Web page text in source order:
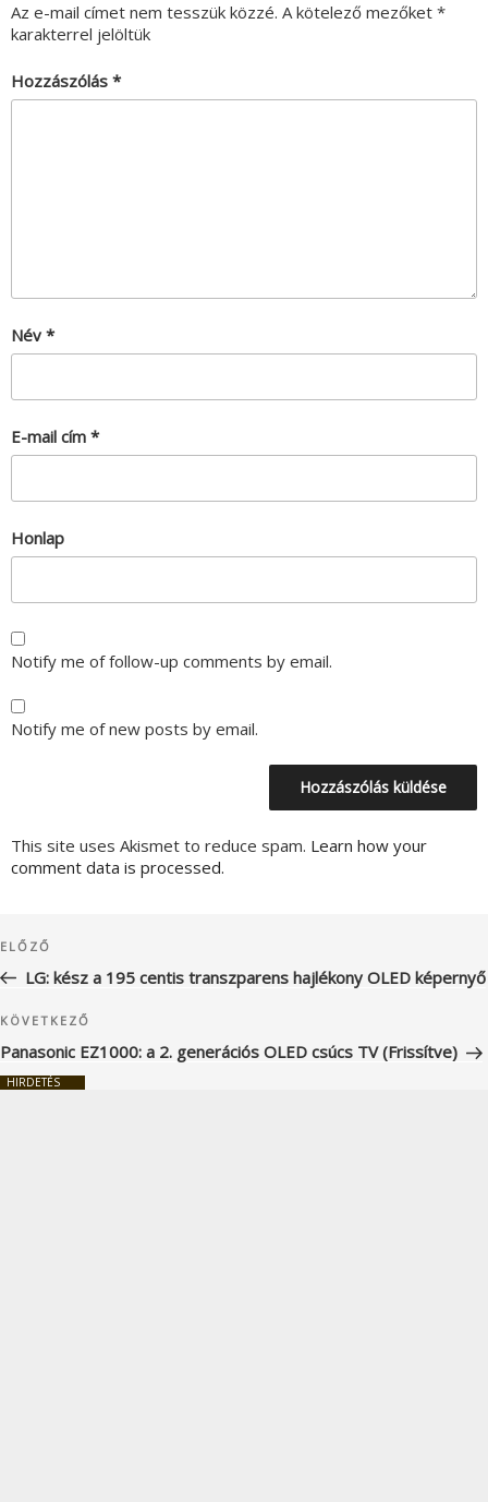
Az e-mail címet nem tesszük közzé. A kötelező mezőket *
karakterrel jelöltük
Hozzászólás *
Név *
E-mail cím *
Honlap
Notify me of follow-up comments by email.
Notify me of new posts by email.
This site uses Akismet to reduce spam. Learn how your
comment data is processed.
navigáció
Korábbi
bejegyzés
ELŐZŐ
LG: kész a 195 centis transzparens hajlékony OLED képernyő
Következő
bejegyzés
KÖVETKEZŐ
Panasonic EZ1000: a 2. generációs OLED csúcs TV (Frissítve)
HIRDETÉS